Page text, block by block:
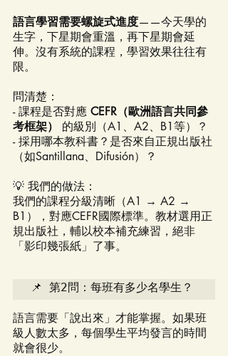
語言學習需要螺旋式進度——今天學的
生字，下星期會重溫，再下星期會延
伸。沒有系統的課程，學習效果往往有
限。
問清楚：
- 課程是否對應 CEFR（歐洲語言共同參
考框架）
的級別（A1、A2、B1等）？
- 採用哪本教科書？是否來自正規出版社
（如Santillana、Difusión）？
💡 我們的做法：
我們的課程分級清晰（A1 → A2 →
B1），對應CEFR國際標準。教材選用正
規出版社，輔以校本補充練習，絕非
「影印幾張紙」了事。
📌 第2問：每班有多少名學生？
語言需要「說出來」才能掌握。如果班
級人數太多，每個學生平均發言的時間
就會很少。